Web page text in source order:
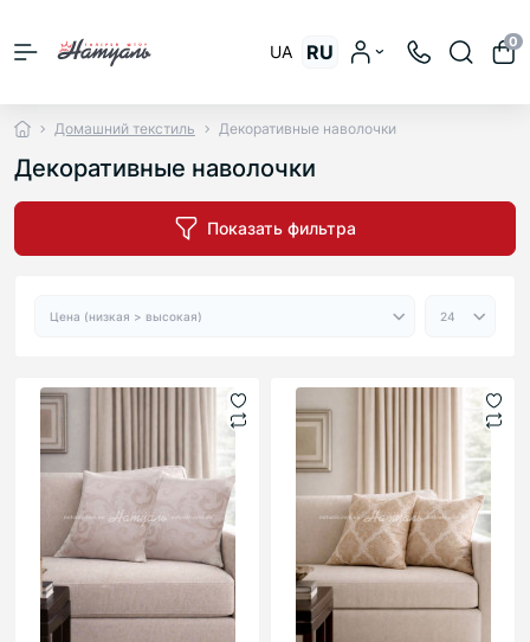
UA RU 0
Домашний текстиль Декоративные наволочки
Декоративные наволочки
Показать фильтра